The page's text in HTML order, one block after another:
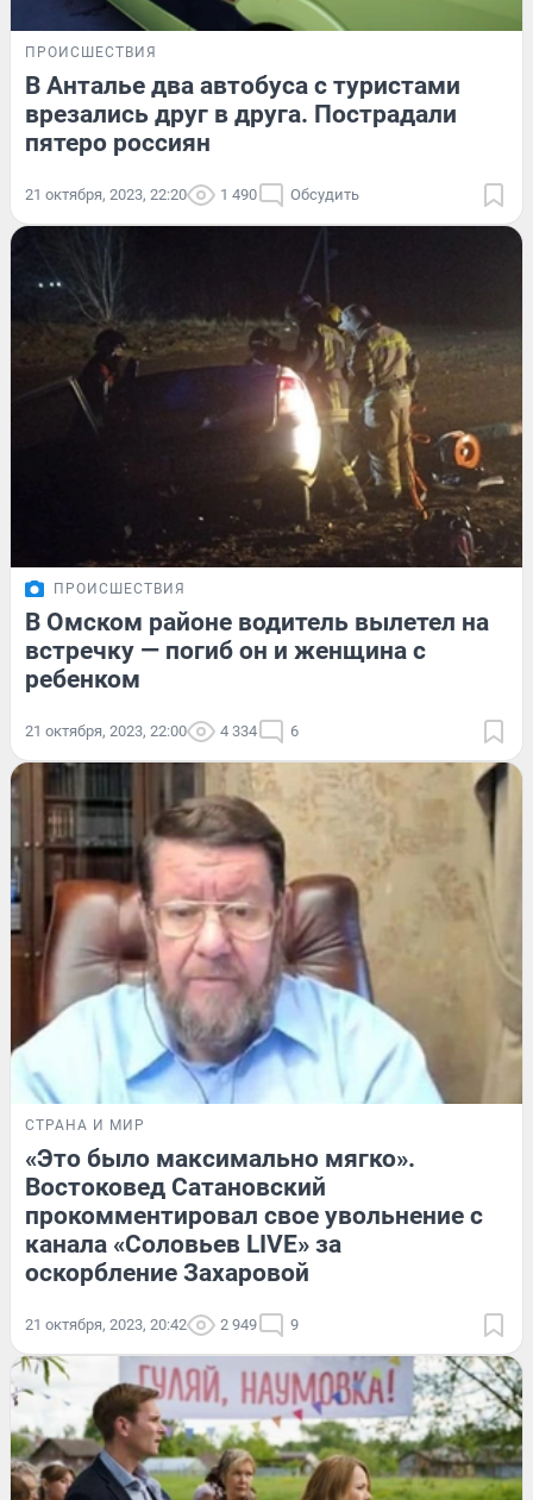
ПРОИСШЕСТВИЯ
В Анталье два автобуса с туристами
врезались друг в друга. Пострадали
пятеро россиян
21 октября, 2023, 22:20 1 490 Обсудить
ПРОИСШЕСТВИЯ
В Омском районе водитель вылетел на
встречку — погиб он и женщина с
ребенком
21 октября, 2023, 22:00 4 334 6
СТРАНА И МИР
«Это было максимально мягко».
Востоковед Сатановский
прокомментировал свое увольнение с
канала «Соловьев LIVE» за
оскорбление Захаровой
21 октября, 2023, 20:42 2 949 9